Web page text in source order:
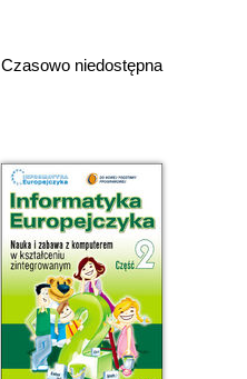
Edycja: Windows
XP, Linux Ubuntu,
Czasowo niedostępna